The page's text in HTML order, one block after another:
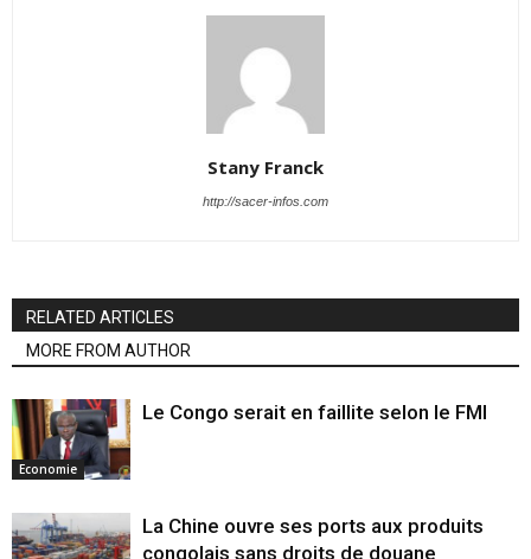
Stany Franck
http://sacer-infos.com
RELATED ARTICLES
MORE FROM AUTHOR
Economie
Le Congo serait en faillite selon le FMI
La Chine ouvre ses ports aux produits
congolais sans droits de douane